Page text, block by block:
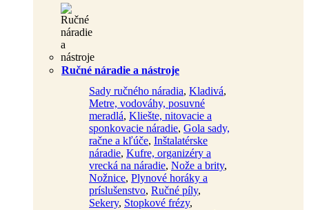
Ručné náradie a nástroje
Sady ručného náradia, Kladivá,
Metre, vodováhy, posuvné
meradlá, Kliešte, nitovacie a
sponkovacie náradie, Gola sady,
račne a kľúče, Inštalatérske
náradie, Kufre, organizéry a
vrecká na náradie, Nože a brity,
Nožnice, Plynové horáky a
príslušenstvo, Ručné píly,
Sekery, Stopkové frézy,